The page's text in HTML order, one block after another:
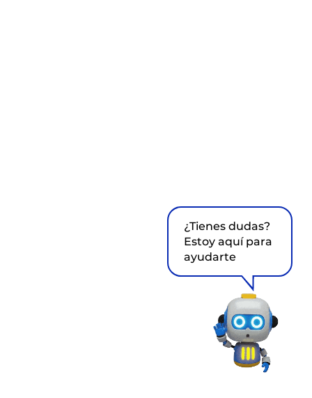
¿Tienes dudas?
Estoy aquí para
ayudarte